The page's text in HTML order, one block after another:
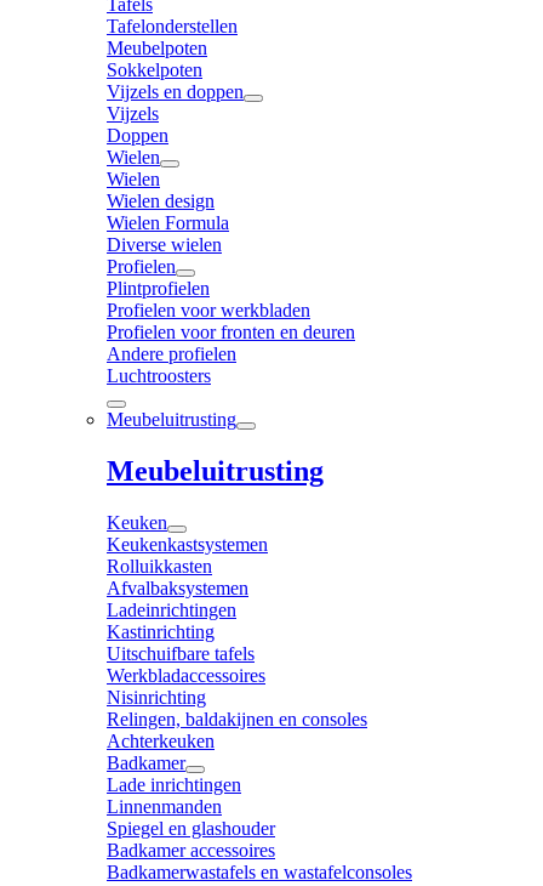
Tafels
Tafelonderstellen
Meubelpoten
Sokkelpoten
Vijzels en doppen
Vijzels
Doppen
Wielen
Wielen
Wielen design
Wielen Formula
Diverse wielen
Profielen
Plintprofielen
Profielen voor werkbladen
Profielen voor fronten en deuren
Andere profielen
Luchtroosters
Meubeluitrusting
Meubeluitrusting
Keuken
Keukenkastsystemen
Rolluikkasten
Afvalbaksystemen
Ladeinrichtingen
Kastinrichting
Uitschuifbare tafels
Werkbladaccessoires
Nisinrichting
Relingen, baldakijnen en consoles
Achterkeuken
Badkamer
Lade inrichtingen
Linnenmanden
Spiegel en glashouder
Badkamer accessoires
Badkamerwastafels en wastafelconsoles